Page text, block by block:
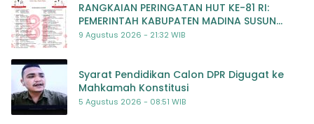
RANGKAIAN PERINGATAN HUT KE-81 RI:
PEMERINTAH KABUPATEN MADINA SUSUN
RENCANA KEGIATAN MERIAH DAN BERMAKNA
9 Agustus 2026 - 21:32 WIB
Syarat Pendidikan Calon DPR Digugat ke
Mahkamah Konstitusi
5 Agustus 2026 - 08:51 WIB